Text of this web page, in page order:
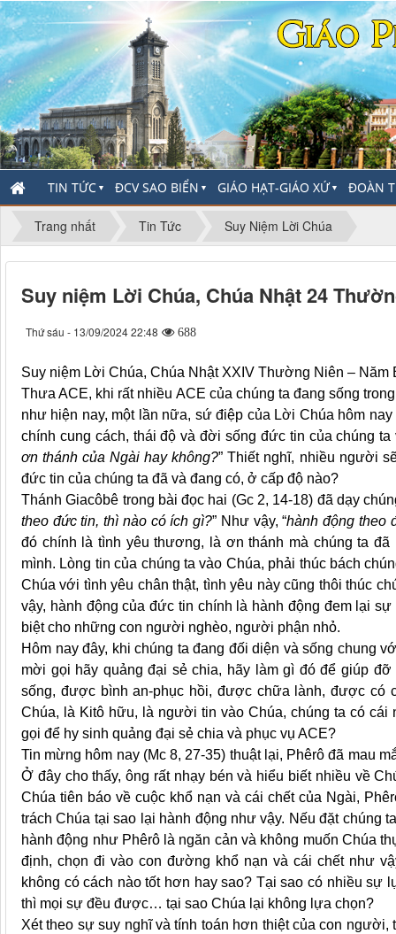
TIN TỨC ▼ ĐCV SAO BIỂN ▼ GIÁO HẠT-GIÁO XỨ▼ ĐOÀN
Trang nhất Tin Tức Suy Niệm Lời Chúa
Suy niệm Lời Chúa, Chúa Nhật 24
Thứ sáu - 13/09/2024 22:48 688
Suy niệm Lời Chúa, Chúa Nhật XXIV Thường Niên – Năm
Thưa ACE, khi rất nhiều ACE của chúng ta đang sống
như hiện nay, một lần nữa, sứ điệp của Lời Chúa hôm
chính cung cách, thái độ và đời sống đức tin của chúng ta
ơn thánh của Ngài hay không?” Thiết nghĩ, nhiều người
đức tin của chúng ta đã và đang có, ở cấp độ nào?
Thánh Giacôbê trong bài đọc hai (Gc 2, 14-18) đã dạy
theo đức tin, thì nào có ích gì?” Như vậy, “hành động theo
đó chính là tình yêu thương, là ơn thánh mà chúng ta
mình. Lòng tin của chúng ta vào Chúa, phải thúc bách
Chúa với tình yêu chân thật, tình yêu này cũng thôi thúc
vậy, hành động của đức tin chính là hành động đem lại
biệt cho những con người nghèo, người phận nhỏ.
Hôm nay đây, khi chúng ta đang đối diện và sống chung
mời gọi hãy quảng đại sẻ chia, hãy làm gì đó để giúp
sống, được bình an-phục hồi, được chữa lành, được
Chúa, là Kitô hữu, là người tin vào Chúa, chúng ta có
gọi để hy sinh quảng đại sẻ chia và phục vụ ACE?
Tin mừng hôm nay (Mc 8, 27-35) thuật lại, Phêrô đã mau
Ở đây cho thấy, ông rất nhạy bén và hiểu biết nhiều về
Chúa tiên báo về cuộc khổ nạn và cái chết của Ngài,
trách Chúa tại sao lại hành động như vậy. Nếu đặt chúng
hành động như Phêrô là ngăn cản và không muốn Chúa
định, chọn đi vào con đường khổ nạn và cái chết như
không có cách nào tốt hơn hay sao? Tại sao có nhiều sự
thì mọi sự đều được… tại sao Chúa lại không lựa chọn?
Xét theo sự suy nghĩ và tính toán hơn thiệt của con